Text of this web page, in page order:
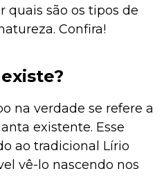
quais são os tipos de
Confira!
na verdade se refere a
existente. Esse
ao tradicional Lírio
vê-lo nascendo nos